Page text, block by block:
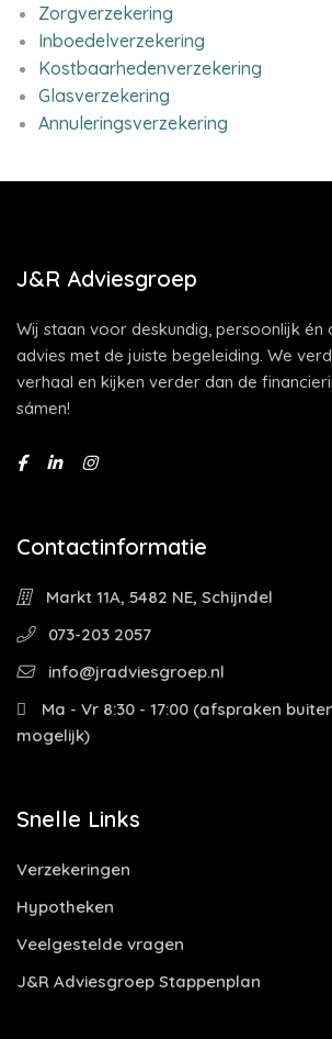
Zorgverzekering
Inboedelverzekering
Kostbaarhedenverzekering
Glasverzekering
Annuleringsverzekering
J&R Adviesgroep
Wij staan voor deskundig, persoonlijk én
advies met de juiste begeleiding. We
verhaal en kijken verder dan de
sámen!
Contactinformatie
Markt 11A, 5482 NE, Schijndel
073-203 2057
info@jradviesgroep.nl
Ma - Vr 8:30 - 17:00 (afspraken
mogelijk)
Snelle Links
Verzekeringen
Hypotheken
Veelgestelde vragen
J&R Adviesgroep Stappenplan